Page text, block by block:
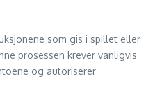
som gis i spillet eller
prosessen krever vanligvis
og autoriserer